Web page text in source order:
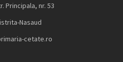
Principala, nr. 53
Nasaud
cetate.ro